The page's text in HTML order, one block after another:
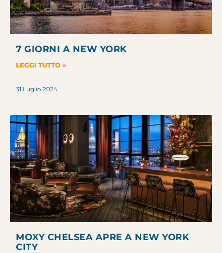
7 GIORNI A NEW YORK
LEGGI TUTTO »
31 Luglio 2024
MOXY CHELSEA APRE A NEW YORK
CITY